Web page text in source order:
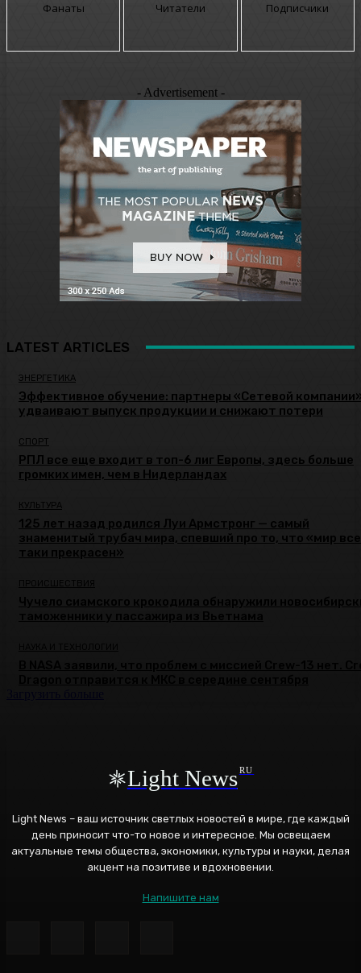
Фанаты Читатели Подписчики
- Advertisement -
LATEST ARTICLES
ЭНЕРГЕТИКА
Эффективное обучение: партнеры «Сетевой
удваивают выпуск продукции и снижают потери
СПОРТ
РПЛ все еще входит в топ-6 лиг Европы, здесь больше
громких имен, чем в Нидерландах
КУЛЬТУРА
125 лет назад родился Луи Армстронг — самый
знаменитый трубач мира, спевший про то, что «мир
таки прекрасен»
Light NewsRU
Light News – ваш источник светлых новостей в мире, где каждый
день приносит что-то новое и интересное. Мы освещаем
актуальные темы общества, экономики, культуры и науки, делая
акцент на позитиве и вдохновении.
Напишите нам